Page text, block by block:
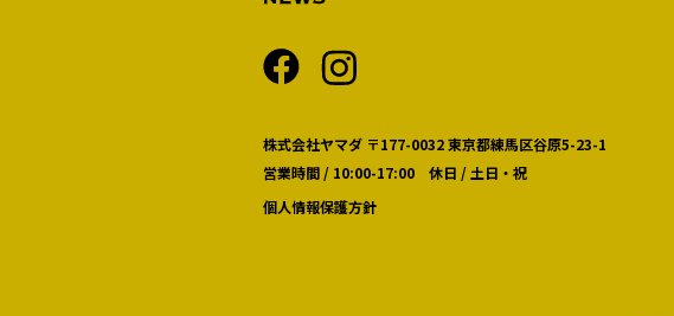
株式会社ヤマダ 〒177-0032 東京都練馬区谷原5-23-1
営業時間 / 10:00-17:00 休日 / 土日・祝
個人情報保護方針